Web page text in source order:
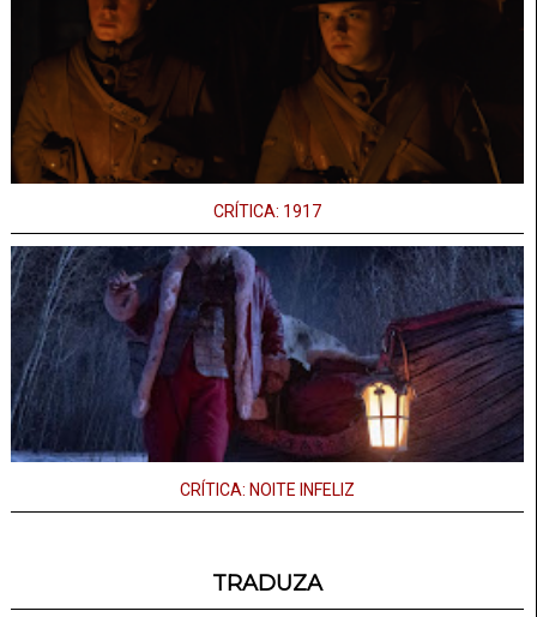
CRÍTICA: 1917
CRÍTICA: NOITE INFELIZ
TRADUZA